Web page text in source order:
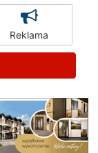
Reklama